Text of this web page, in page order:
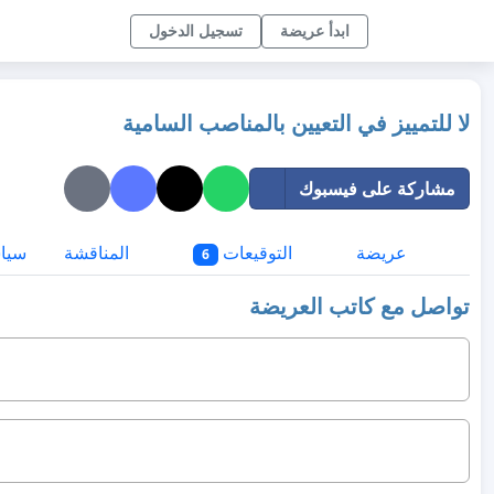
تسجيل الدخول ابدأ عريضة
لا للتمييز في التعيين بالمناصب السامية
مشاركة على فيسبوك
عريضة التوقيعات 6 المناقشة
تواصل مع كاتب العريضة